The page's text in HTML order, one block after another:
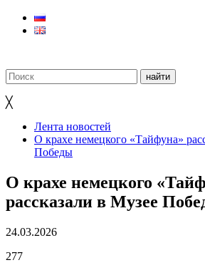
╳
Лента новостей
О крахе немецкого «Тайфуна»
Победы
О крахе немецкого
рассказали в Музее
24.03.2026
277